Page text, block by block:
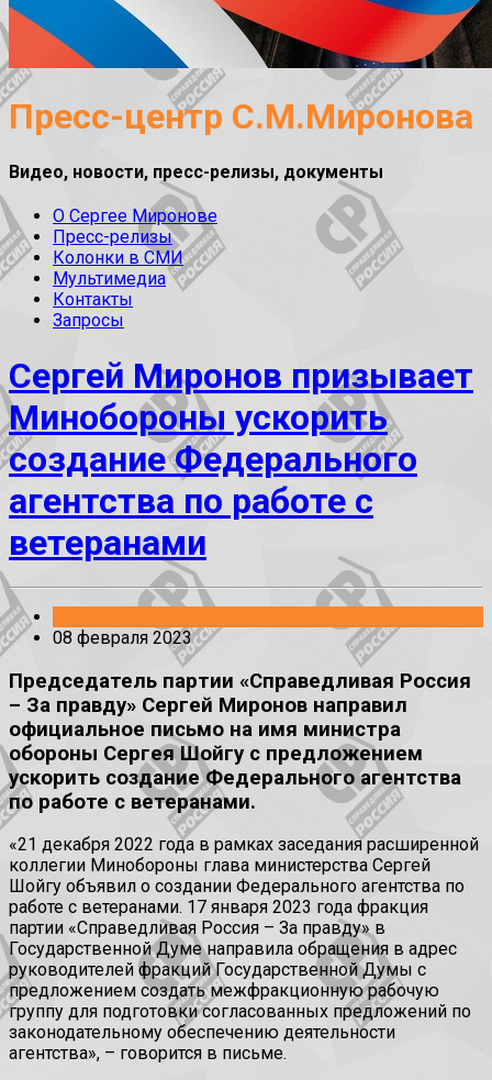
Пресс-центр С.М.Миронова
Видео, новости, пресс-релизы, документы
О Сергее Миронове
Пресс-релизы
Колонки в СМИ
Мультимедиа
Контакты
Запросы
Сергей Миронов призывает
Минобороны ускорить
создание Федерального
агентства по работе с
ветеранами
08 февраля 2023
Председатель партии «Справедливая Россия
– За правду» Сергей Миронов направил
официальное письмо на имя министра
обороны Сергея Шойгу с предложением
ускорить создание Федерального агентства
по работе с ветеранами.
«21 декабря 2022 года в рамках заседания расширенной
коллегии Минобороны глава министерства Сергей
Шойгу объявил о создании Федерального агентства по
работе с ветеранами. 17 января 2023 года фракция
партии «Справедливая Россия – За правду» в
Государственной Думе направила обращения в адрес
руководителей фракций Государственной Думы с
предложением создать межфракционную рабочую
группу для подготовки согласованных предложений по
законодательному обеспечению деятельности
агентства», – говорится в письме.